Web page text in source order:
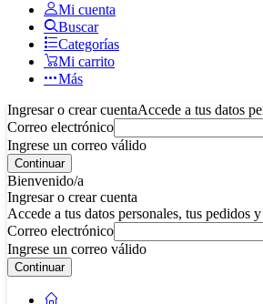
Mi cuenta
Buscar
Categorías
Mi carrito
Más
Ingresar o crear cuentaAccede a tus datos
Correo electrónico
Ingrese un correo válido
Continuar
Bienvenido/a
Ingresar o crear cuenta
Accede a tus datos personales, tus pedidos
Correo electrónico
Ingrese un correo válido
Continuar